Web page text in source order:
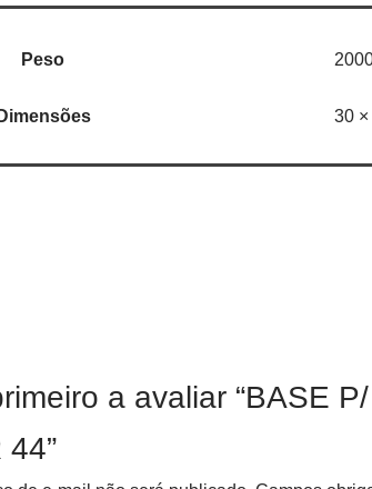
Peso
Dimensões 30 ×
a avaliar “BASE